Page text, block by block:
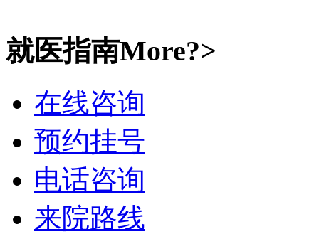
就医指南More?>
在线咨询
预约挂号
电话咨询
来院路线